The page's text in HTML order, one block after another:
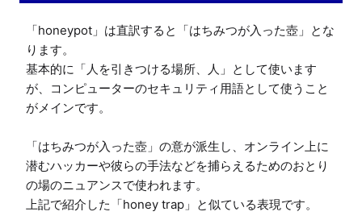
「honeypot」は直訳すると「はちみつが入った壺」とな
ります。
基本的に「人を引きつける場所、人」として使います
が、コンピューターのセキュリティ用語として使うこと
がメインです。
「はちみつが入った壺」の意が派生し、オンライン上に
潜むハッカーや彼らの手法などを捕らえるためのおとり
の場のニュアンスで使われます。
上記で紹介した「honey trap」と似ている表現です。